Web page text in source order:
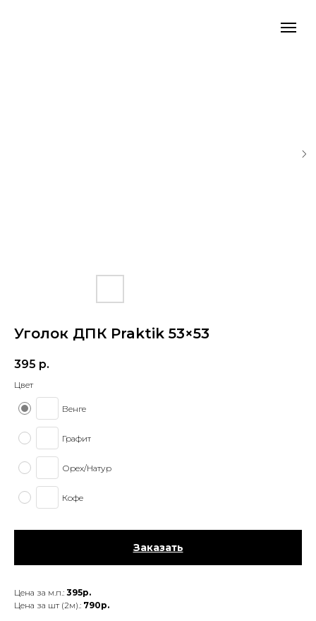
Уголок ДПК Praktik 53×53
395 р.
Цвет
Венге
Графит
Орех/Натур
Кофе
Заказать
Цена за м.п.: 395р.
Цена за шт (2м).: 790р.